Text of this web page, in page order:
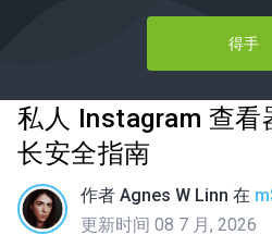
得手
私人 Instagram 查看
长安全指南
作者 Agnes W Linn 在
更新时间 08 7 月, 2026